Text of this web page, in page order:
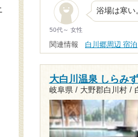
50代～ 女性
浴場は寒い
関連情報 白川郷周辺 宿泊
大白川温泉 しらみ
岐阜県 / 大野郡白川村 /